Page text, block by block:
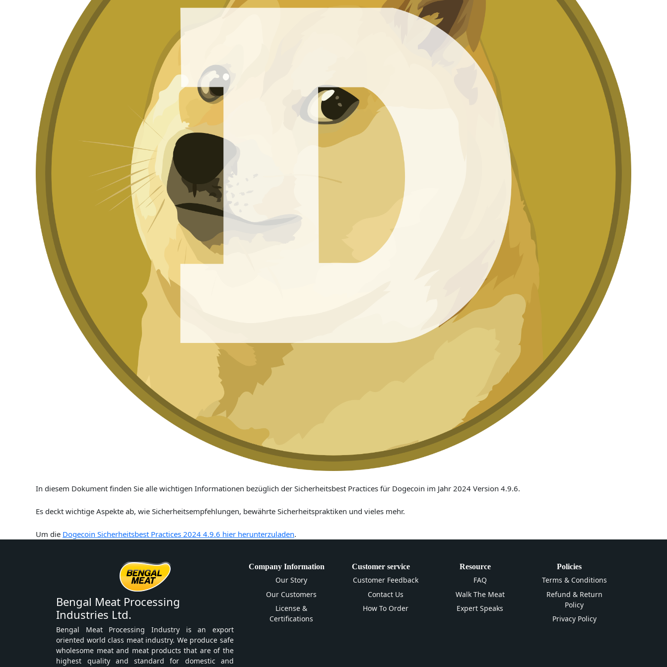
In diesem Dokument finden Sie alle wichtigen Informationen bezüglich der Sicherheitsbest Practices für Dogecoin im Jahr 2024 Version 4.9.6.
Es deckt wichtige Aspekte ab, wie Sicherheitsempfehlungen, bewährte Sicherheitspraktiken und vieles mehr.
Um die Dogecoin Sicherheitsbest Practices 2024 4.9.6 hier herunterzuladen.
Bengal Meat Processing
Industries Ltd.
Bengal Meat Processing Industry is an export
oriented world class meat industry. We produce safe
wholesome meat and meat products that are of the
highest quality and standard for domestic and
Company Information
Our Story
Our Customers
License &
Certifications
Customer service
Customer Feedback
Contact Us
How To Order
Resource
FAQ
Walk The Meat
Expert Speaks
Policies
Terms & Conditions
Refund & Return
Policy
Privacy Policy